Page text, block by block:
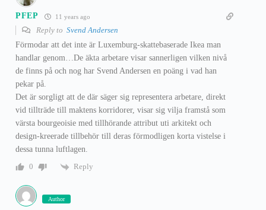
PFEP 11 years ago
Reply to Svend Andersen
Förmodar att det inte är Luxemburg-skattebaserade Ikea man
handlar genom…De äkta arbetare visar sannerligen vilken nivå
de finns på och nog har Svend Andersen en poäng i vad han
pekar på.
Det är sorgligt att de där säger sig representera arbetare, direkt
vid tillträde till maktens korridorer, visar sig vilja framstå som
värsta bourgeoisie med tillhörande attribut uti arkitekt och
design-kreerade tillbehör till deras förmodligen korta vistelse i
dessa tunna luftlagen.
0
Reply
Author